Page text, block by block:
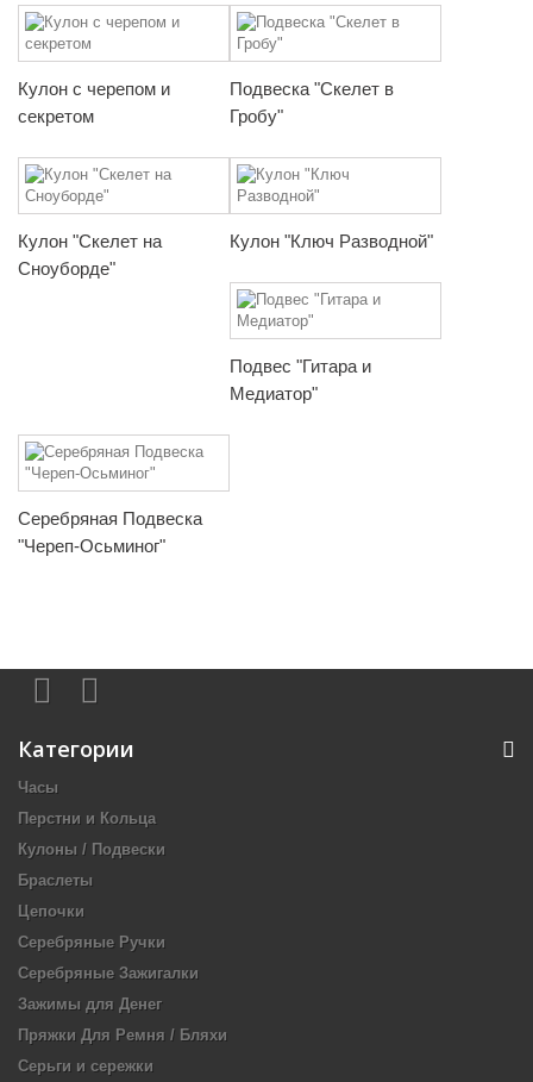
Кулон с черепом и
секретом
Подвеска "Скелет в
Гробу"
Кулон "Скелет на
Сноуборде"
Кулон "Ключ Разводной"
Подвес "Гитара и
Медиатор"
Серебряная Подвеска
"Череп-Осьминог"
Категории
Часы
Перстни и Кольца
Кулоны / Подвески
Браслеты
Цепочки
Серебряные Ручки
Серебряные Зажигалки
Зажимы для Денег
Пряжки Для Ремня / Бляхи
Серьги и сережки